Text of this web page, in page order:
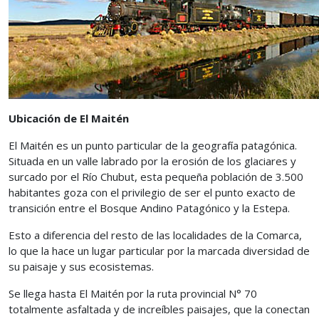
Ubicación de El Maitén
El Maitén es un punto particular de la geografía patagónica.
Situada en un valle labrado por la erosión de los glaciares y
surcado por el Río Chubut, esta pequeña población de 3.500
habitantes goza con el privilegio de ser el punto exacto de
transición entre el Bosque Andino Patagónico y la Estepa.
Esto a diferencia del resto de las localidades de la Comarca,
lo que la hace un lugar particular por la marcada diversidad de
su paisaje y sus ecosistemas.
Se llega hasta El Maitén por la ruta provincial N° 70
totalmente asfaltada y de increíbles paisajes, que la conectan